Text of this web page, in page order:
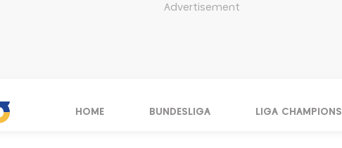
Advertisement
HOME BUNDESLIGA LIGA CHAMPIONS